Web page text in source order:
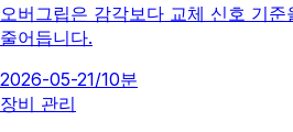
오버그립은 감각보다 교체 신호 기
줄어듭니다.
2026-05-21/10분
장비 관리